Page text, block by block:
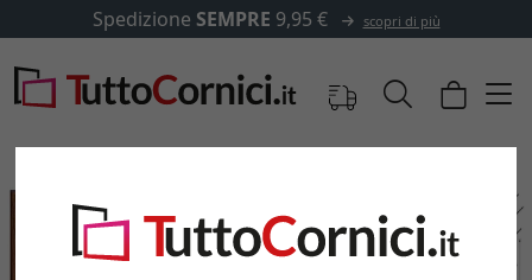
Spedizione SEMPRE 9,95 € scopri di più